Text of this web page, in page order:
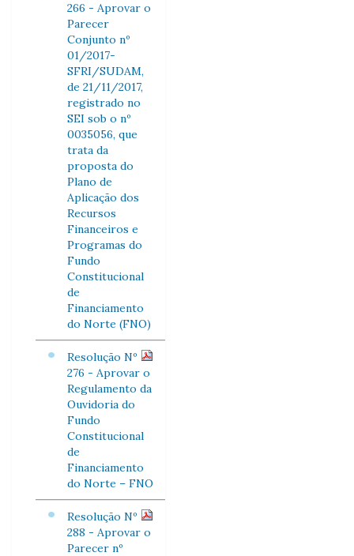
266 - Aprovar o
Parecer
Conjunto nº
01/2017-
SFRI/SUDAM,
de 21/11/2017,
registrado no
SEI sob o nº
0035056, que
trata da
proposta do
Plano de
Aplicação dos
Recursos
Financeiros e
Programas do
Fundo
Constitucional
de
Financiamento
do Norte (FNO)
Resolução Nº
276 - Aprovar o
Regulamento da
Ouvidoria do
Fundo
Constitucional
de
Financiamento
do Norte – FNO
Resolução Nº
288 - Aprovar o
Parecer nº